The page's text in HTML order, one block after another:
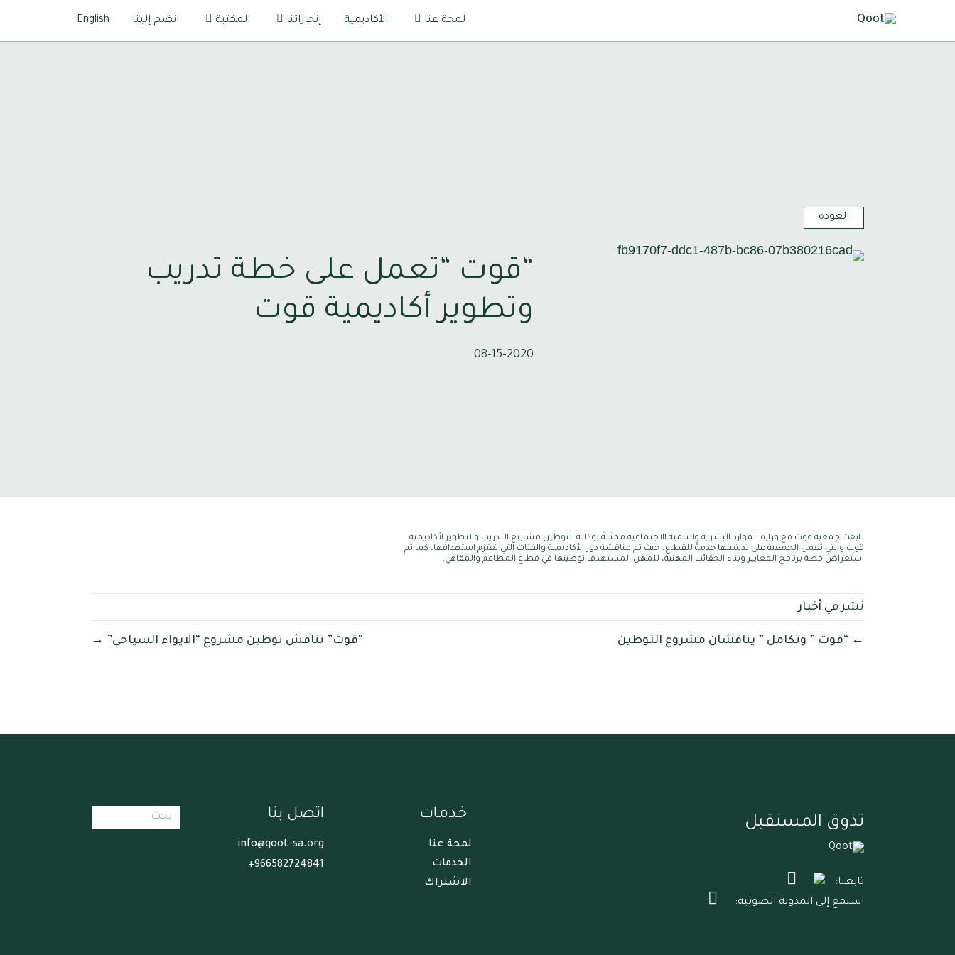
لمحة عنا الأكاديمية إنجازاتنا المكتبة انضم إلينا English
العودة
“قوت “تعمل على خطة تدريب
وتطوير أكاديمية قوت
08-15-2020
تابعت جمعية قوت مع وزارة الموارد البشرية والتنمية الاجتماعية ممثلةً بوكالة التوطين مشاريع التدريب والتطوير لأكاديمية
قوت والتي تعمل الجمعية على تدشينها خدمةً للقطاع، حيث تم مناقشة دور الأكاديمية والفئات التي تعتزم استهدافها، كما تم
استعراض خطة برنامج المعايير وبناء الحقائب المهنية، للمهن المستهدف توطينها في قطاع المطاعم والمقاهي.
نشر في أخبار
← “قوت ” وتكامل ” يناقشان مشروع التوطين “قوت” تناقش توطين مشروع “الايواء السياحي” →
اتصل بنا
info@qoot-sa.org
966582724841+
خدمات
لمحة عنا
الخدمات
الاشتراك
تذوق المستقبل
تابعنا:
استمع إلى المدونة الصوتية: